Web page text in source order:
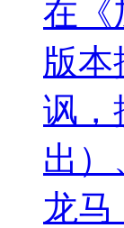
在《
版
讽，
出）
龙马